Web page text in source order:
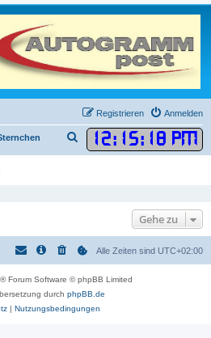
Anmelden
Registrieren
12: 15: 18 PM
u
Gehe zu
Alle Zeiten sind UTC+02:00
® Forum Software © phpBB Limited
durch phpBB.de
| Nutzungsbedingungen